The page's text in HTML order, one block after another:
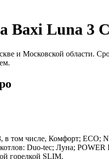
Baxi Luna 3
и Московской области.
в том числе, Комфорт; ECO;
Duo-tec; Луна; POWER
горелкой SLIM.